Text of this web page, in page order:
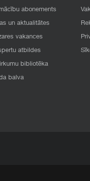
abonements
un aktualitātes
vakances
atbildes
bibliotēka
balva